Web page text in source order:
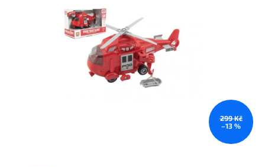
299 Kč
–13 %